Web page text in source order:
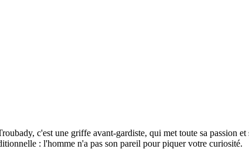
c'est une griffe avant-gardiste, qui met toute sa passion
: l'homme n'a pas son pareil pour piquer votre curiosité.